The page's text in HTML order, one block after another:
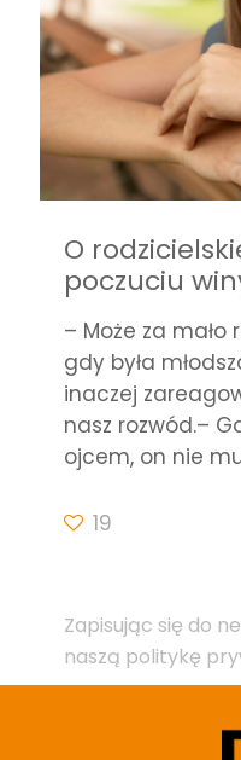
O
poczuciu
– Może za mało
gdy była
inaczej
nasz rozwód.–
ojcem, on nie
19
Zapisując się do
naszą politykę